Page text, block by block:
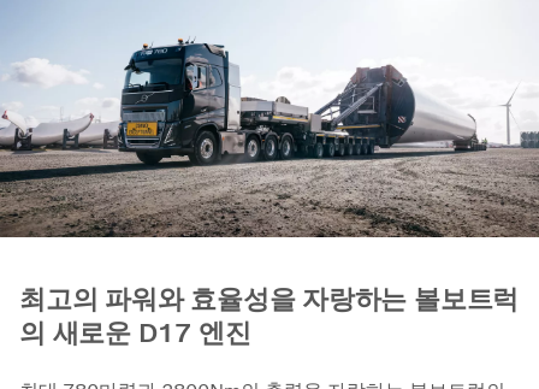
최고의 파워와 효율성을 자랑하는 볼보트럭
의 새로운 D17 엔진